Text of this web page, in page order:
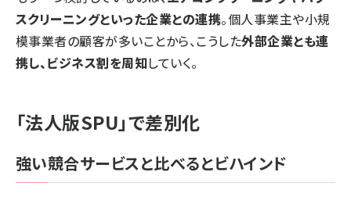
スクリーニングといった企業との連携。個人事業主や小規
模事業者の顧客が多いことから、こうした外部企業とも連
携し、ビジネス割を周知していく。
「法人版SPU」で差別化
強い競合サービスと比べるとビハインド